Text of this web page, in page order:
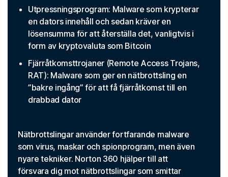
Utpressningsprogram: Malware som krypterar
en dators innehåll och sedan kräver en
lösensumma för att återställa det, vanligtvis i
form av kryptovaluta som Bitcoin
Fjärråtkomsttrojaner (Remote Access Trojans,
RAT): Malware som ger en nätbrottsling en
”bakre ingång” för att få fjärråtkomst till en
drabbad dator
Nätbrottslingar använder fortfarande malware
som virus, maskar och spionprogram, men även
nyare tekniker. Norton 360 hjälper till att
försvara dig mot nätbrottslingar som smittar